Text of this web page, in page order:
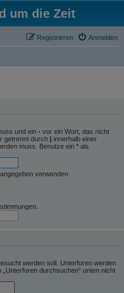
um die Zeit
Anmelden
Registrieren
und ein - vor ein Wort, das nicht
getrennt durch | innerhalb einer
muss. Benutze ein * als
verwenden
werden soll. Unterforen werden
durchsuchen“ unten nicht